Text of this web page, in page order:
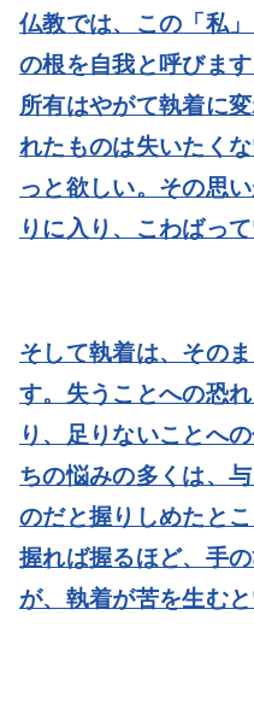
仏教では、この「私
の根を自我と呼びま
所有はやがて執着に
れたものは失いたく
っと欲しい。その思
りに入り、こわばって
そして執着は、その
す。失うことへの恐
り、足りないことへ
ちの悩みの多くは、
のだと握りしめたと
握れば握るほど、手
が、執着が苦を生むと